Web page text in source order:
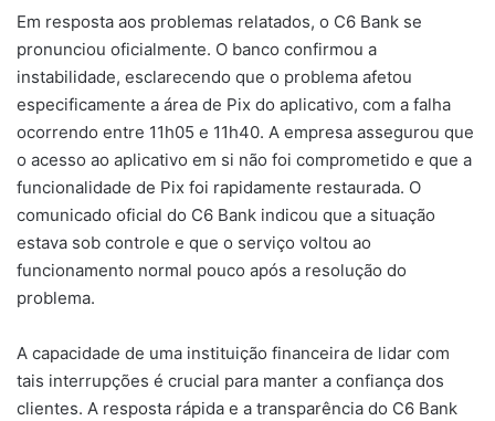
Em resposta aos problemas relatados, o C6 Bank se
pronunciou oficialmente. O banco confirmou a
instabilidade, esclarecendo que o problema afetou
especificamente a área de Pix do aplicativo, com a falha
ocorrendo entre 11h05 e 11h40. A empresa assegurou que
o acesso ao aplicativo em si não foi comprometido e que a
funcionalidade de Pix foi rapidamente restaurada. O
comunicado oficial do C6 Bank indicou que a situação
estava sob controle e que o serviço voltou ao
funcionamento normal pouco após a resolução do
problema.
A capacidade de uma instituição financeira de lidar com
tais interrupções é crucial para manter a confiança dos
clientes. A resposta rápida e a transparência do C6 Bank